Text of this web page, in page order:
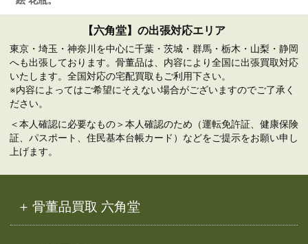
【六角堂】の出張対応エリア
東京・埼玉・神奈川を中心に千葉・茨城・群馬・栃木・山梨・静岡
へも出張しております。骨董品は、内容により全国に出張買取対応
いたします。全国対応の宅配買取もご利用下さい。
※内容によってはご希望にそえない場合がございますのでご了承く
ださい。
＜本人確認に必要なもの＞本人確認のため（運転免許証、健康保険
証、パスポート、住民基本台帳カード）などをご提示をお願い申し
上げます。
骨董品買取 六角堂